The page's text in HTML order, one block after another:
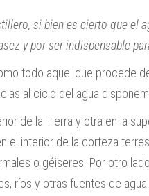
si bien es cierto que el
y por ser indispensable
todo aquel que procede
al ciclo del agua
de la Tierra y otra en la
el interior de la corteza
o géiseres. Por otro
ríos y otras fuentes de agua.